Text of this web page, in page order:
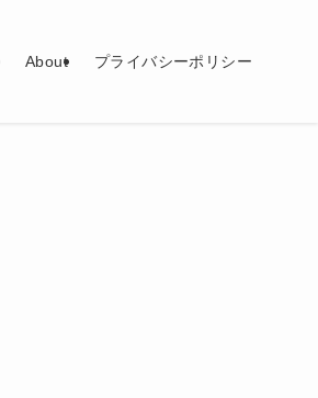
About プライバシーポリシー